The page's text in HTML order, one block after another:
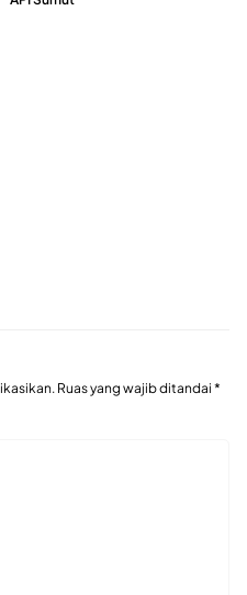
Ruas yang wajib ditandai *